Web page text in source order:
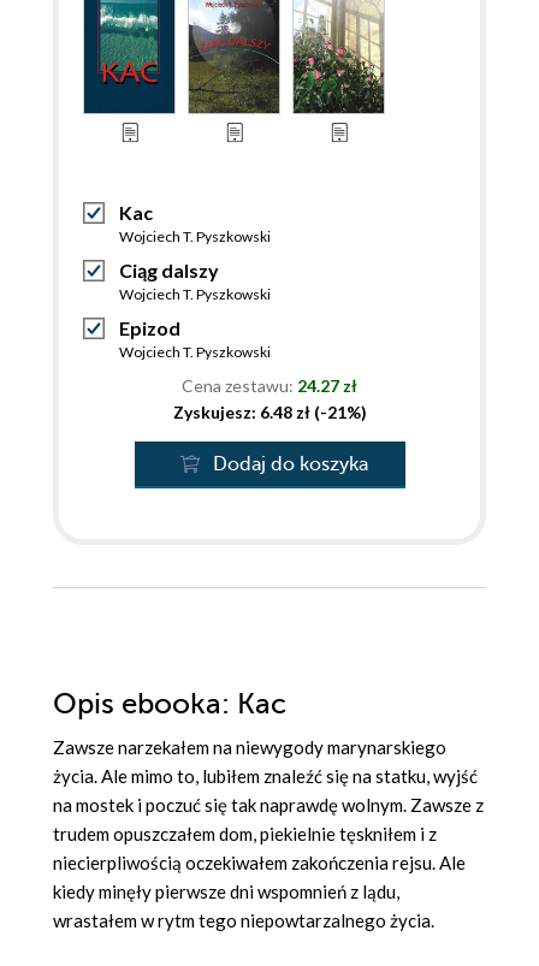
Kac
Wojciech T. Pyszkowski
Ciąg dalszy
Wojciech T. Pyszkowski
Epizod
Wojciech T. Pyszkowski
Cena zestawu: 24.27 zł
Zyskujesz: 6.48 zł (-21%)
Dodaj do koszyka
Opis ebooka: Kac
Zawsze narzekałem na niewygody marynarskiego
życia. Ale mimo to, lubiłem znaleźć się na statku, wyjść
na mostek i poczuć się tak naprawdę wolnym. Zawsze z
trudem opuszczałem dom, piekielnie tęskniłem i z
niecierpliwością oczekiwałem zakończenia rejsu. Ale
kiedy minęły pierwsze dni wspomnień z lądu,
wrastałem w rytm tego niepowtarzalnego życia.